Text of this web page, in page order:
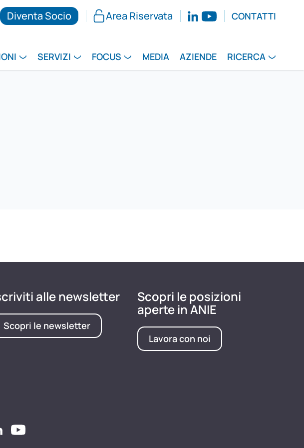
Diventa Socio Area Riservata CONTATTI
SERVIZI FOCUS MEDIA AZIENDE RICERCA
alle newsletter
Scopri le newsletter
Scopri le posizioni
aperte in ANIE
Lavora con noi